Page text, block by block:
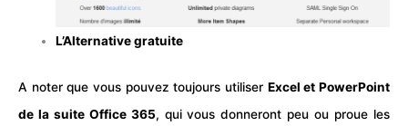
L’Alternative gratuite
A noter que vous pouvez toujours utiliser Excel et PowerPoint
de la suite Office 365, qui vous donneront peu ou proue les